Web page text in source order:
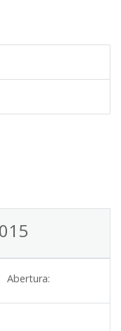
Abertura: